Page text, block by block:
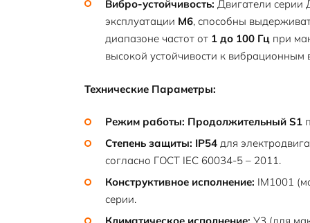
Вибро-устойчивость: Двигатели серии
эксплуатации М6, способны
диапазоне частот от 1 до 100 Гц при
высокой устойчивости к вибрационным
Технические Параметры:
Режим работы: Продолжительный S1
Степень защиты: IP54 для
согласно ГОСТ IEC 60034-5 – 2011.
Конструктивное исполнение: IM1001
серии.